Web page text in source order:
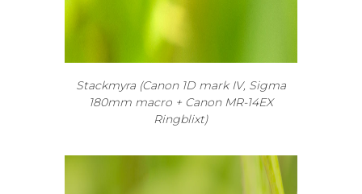
Stackmyra (Canon 1D mark IV, Sigma
180mm macro + Canon MR-14EX
Ringblixt)